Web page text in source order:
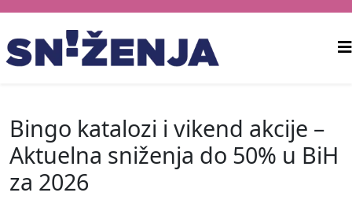
Bingo katalozi i vikend akcije –
Aktuelna sniženja do 50% u BiH
za 2026